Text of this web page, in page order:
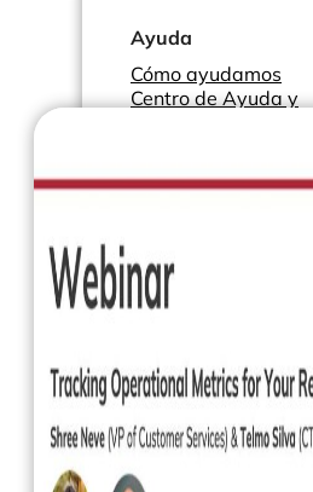
Ayuda
Cómo ayudamos
Centro de Ayuda y
Nuestros servicios
Analítica avanzada y
ML
Precios